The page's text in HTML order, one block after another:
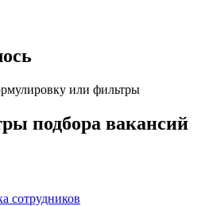
или фильтры
подбора вакансий
сотрудников